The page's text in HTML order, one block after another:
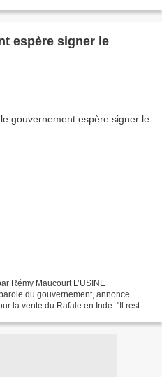
espère signer le
Rémy Maucourt L’USINE
du gouvernement, annonce
la vente du Rafale en Inde. "Il reste